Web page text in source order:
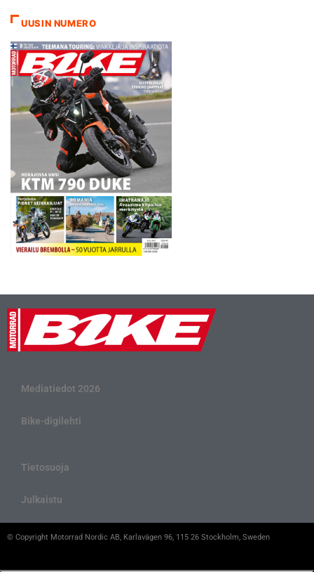
itävaltalaisbaana tarjoaa
tiukan haasteen kuljettajien
ohella renkaille, sillä radan
yhdeksästä kaarteesta
ainoastaan kaksi…
UUSIN NUMERO
Mediatiedot 2026
Bike-digilehti
Tietosuoja
Julkaistu
© Copyright Motorrad Nordic AB, Karlavägen 96, 115 26 Stockholm, Sweden